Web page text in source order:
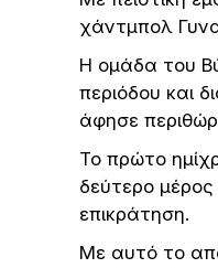
χάντμπολ
Η ομάδα του
περιόδου και
άφησε
Το πρώτο
δεύτερο
επικράτηση.
Με αυτό το